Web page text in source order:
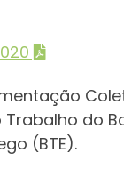
do
(BTE).